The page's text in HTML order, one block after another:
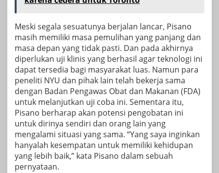
Meski segala sesuatunya berjalan lancar, Pisano
masih memiliki masa pemulihan yang panjang dan
masa depan yang tidak pasti. Dan pada akhirnya
diperlukan uji klinis yang berhasil agar teknologi ini
dapat tersedia bagi masyarakat luas. Namun para
peneliti NYU dan pihak lain telah bekerja sama
dengan Badan Pengawas Obat dan Makanan (FDA)
untuk melanjutkan uji coba ini. Sementara itu,
Pisano berharap akan potensi pengobatan ini
untuk dirinya sendiri dan orang lain yang
mengalami situasi yang sama. “Yang saya inginkan
hanyalah kesempatan untuk memiliki kehidupan
yang lebih baik,” kata Pisano dalam sebuah
pernyataan.